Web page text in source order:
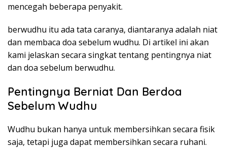
mencegah beberapa penyakit.
berwudhu itu ada tata caranya, diantaranya adalah niat
dan membaca doa sebelum wudhu. Di artikel ini akan
kami jelaskan secara singkat tentang pentingnya niat
dan doa sebelum berwudhu.
Pentingnya Berniat Dan Berdoa
Sebelum Wudhu
Wudhu bukan hanya untuk membersihkan secara fisik
saja, tetapi juga dapat membersihkan secara ruhani.